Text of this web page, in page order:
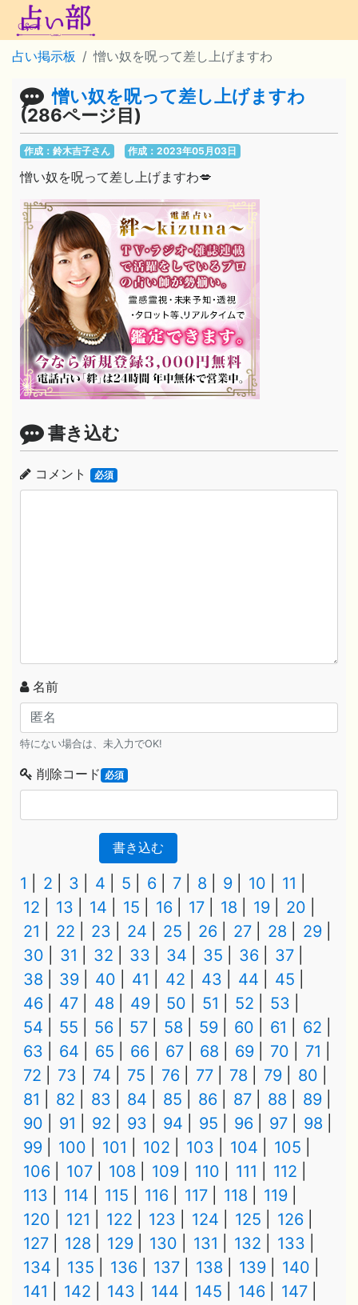
占い掲示板 憎い奴を呪って差し上げますわ
憎い奴を呪って差し上げますわ
(286ページ目)
作成：鈴木吉子さん 作成：2023年05月03日
憎い奴を呪って差し上げますわ💋
書き込む
コメント 必須
名前
特にない場合は、未入力でOK!
削除コード 必須
書き込む
1 2 3 4 5 6 7 8 9 10
11
12
13 14 15 16 17 18 19
20
21
22 23 24 25 26 27 28
29
30
31 32 33 34 35 36
37
38
39 40 41 42 43 44
45
46
47 48 49 50 51 52
53
54
55 56 57 58 59 60 61
62
63
64 65 66 67 68 69 70
71
72
73 74 75 76 77 78 79
80
81
82 83 84 85 86 87 88
89
90
91 92 93 94 95 96 97
98
99
100 101 102 103 104
105
106
107 108 109 110 111
112
113
114 115 116 117 118
119
120
121 122 123 124 125
126
127
128 129 130 131 132
133
134
135 136 137 138 139
140
141
142 143 144 145 146
147